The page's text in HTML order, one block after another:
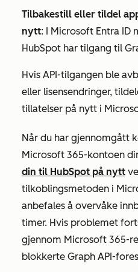
Tilbakestill eller tildel
nytt: I Microsoft Entra ID
HubSpot har tilgang til
Hvis API-tilgangen ble
eller lisensendringer,
tillatelser på nytt i
Når du har gjennomgått
Microsoft 365-kontoen
din til HubSpot på nytt
tilkoblingsmetoden i
anbefales å overvåke
timer. Hvis problemet
gjennom Microsoft 365-
blokkerte Graph API-